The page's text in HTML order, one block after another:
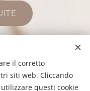
il corretto
siti web. Cliccando
questi cookie